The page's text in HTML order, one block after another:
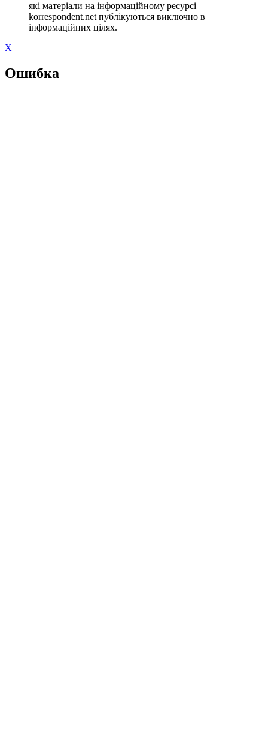
які матеріали на інформаційному ресурсі
korrespondent.net публікуються виключно в
інформаційних цілях.
X
Ошибка